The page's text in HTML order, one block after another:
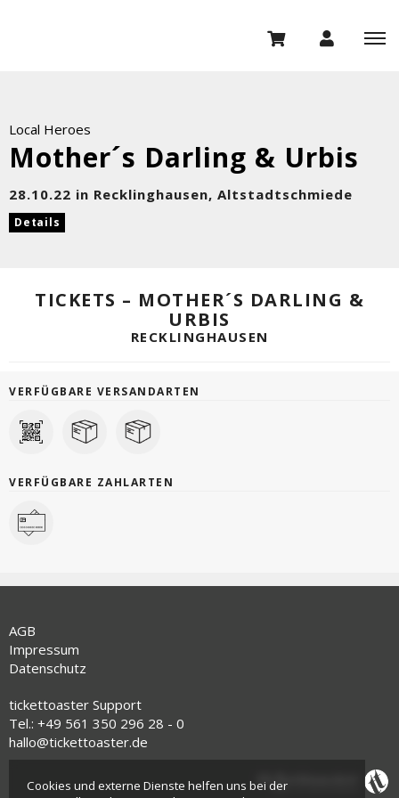
Local Heroes
Mother´s Darling & Urbis
28.10.22 in Recklinghausen, Altstadtschmiede
Details
TICKETS – MOTHER´S DARLING &
URBIS
RECKLINGHAUSEN
VERFÜGBARE VERSANDARTEN
VERFÜGBARE ZAHLARTEN
AGB
Impressum
Datenschutz
tickettoaster Support
Tel.: +49 561 350 296 28 - 0
hallo@tickettoaster.de
Cookies und externe Dienste helfen uns bei der